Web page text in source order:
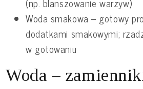
Woda smakowa – gotowy
dodatkami smakowymi;
w gotowaniu
Woda –